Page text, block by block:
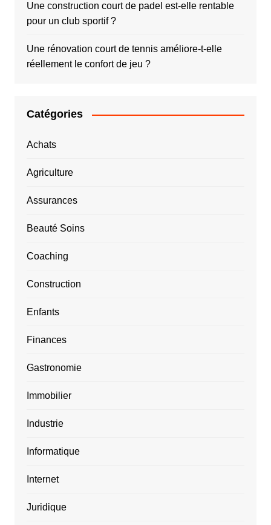
Une construction court de padel est-elle rentable
pour un club sportif ?
Une rénovation court de tennis améliore-t-elle
réellement le confort de jeu ?
Catégories
Achats
Agriculture
Assurances
Beauté Soins
Coaching
Construction
Enfants
Finances
Gastronomie
Immobilier
Industrie
Informatique
Internet
Juridique